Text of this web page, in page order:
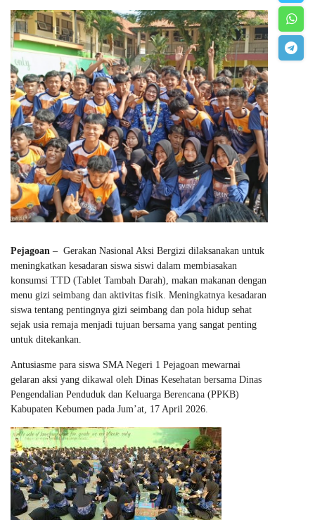
Pejagoan – Gerakan Nasional Aksi Bergizi dilaksanakan untuk
meningkatkan kesadaran siswa siswi dalam membiasakan
konsumsi TTD (Tablet Tambah Darah), makan makanan dengan
menu gizi seimbang dan aktivitas fisik. Meningkatnya kesadaran
siswa tentang pentingnya gizi seimbang dan pola hidup sehat
sejak usia remaja menjadi tujuan bersama yang sangat penting
untuk ditekankan.
Antusiasme para siswa SMA Negeri 1 Pejagoan mewarnai
gelaran aksi yang dikawal oleh Dinas Kesehatan bersama Dinas
Pengendalian Penduduk dan Keluarga Berencana (PPKB)
Kabupaten Kebumen pada Jum’at, 17 April 2026.